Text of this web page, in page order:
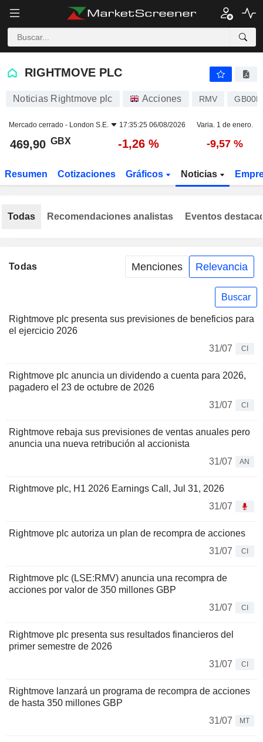
RIGHTMOVE PLC
RIGHTMOVE PLC
Noticias Rightmove plc Acciones RMV
Mercado cerrado - London S.E. 17:35:25 06/08/2026 Varia. 1 de enero.
469,90 GBX -1,26 % -9,57 %
Resumen Cotizaciones Gráficos Noticias
Todas Menciones Relevancia
Buscar
Rightmove plc presenta sus previsiones de beneficios para
el ejercicio 2026
31/07
CI
Rightmove plc anuncia un dividendo a cuenta para 2026,
pagadero el 23 de octubre de 2026
31/07
CI
Rightmove rebaja sus previsiones de ventas anuales pero
anuncia una nueva retribución al accionista
31/07
AN
Rightmove plc, H1 2026 Earnings Call, Jul 31, 2026
31/07
Rightmove plc autoriza un plan de recompra de acciones
31/07
CI
Rightmove plc (LSE:RMV) anuncia una recompra de
acciones por valor de 350 millones GBP
31/07
CI
Rightmove plc presenta sus resultados financieros del
primer semestre de 2026
31/07
CI
Rightmove lanzará un programa de recompra de acciones
de hasta 350 millones GBP
31/07
MT
Todas Recomendaciones analistas Eventos